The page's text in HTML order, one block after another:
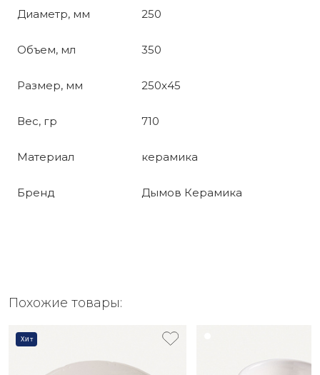
Диаметр, мм 250
Объем, мл 350
Размер, мм 250x45
Вес, гр 710
Материал керамика
Бренд Дымов Керамика
Похожие товары:
Хит